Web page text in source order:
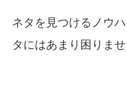
ネタを見つけるノウ
タにはあまり困りませ